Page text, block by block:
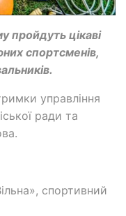
пройдуть цікаві
спортсменів,
управління
ради та
спортивний